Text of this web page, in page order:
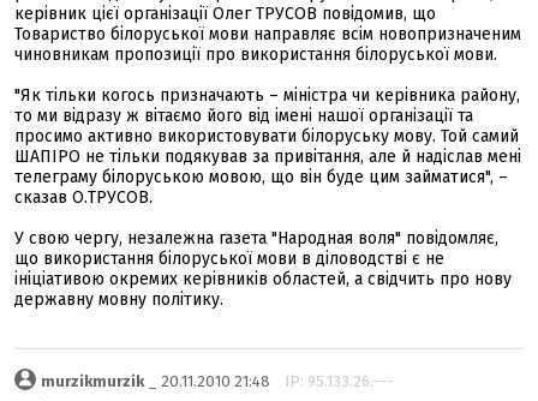
керівник цієї організації Олег ТРУСОВ повідомив, що
Товариство білоруської мови направляє всім новопризначеним
чиновникам пропозиції про використання білоруської мови.
"Як тільки когось призначають – міністра чи керівника району,
то ми відразу ж вітаємо його від імені нашої організації та
просимо активно використовувати білоруську мову. Той самий
ШАПІРО не тільки подякував за привітання, але й надіслав мені
телеграму білоруською мовою, що він буде цим займатися", –
сказав О.ТРУСОВ.
У свою чергу, незалежна газета "Народная воля" повідомляє,
що використання білоруської мови в діловодстві є не
ініціативою окремих керівників областей, а свідчить про нову
державну мовну політику.
murzikmurzik_ 20.11.2010 21:48 IP: 95.133.26.---